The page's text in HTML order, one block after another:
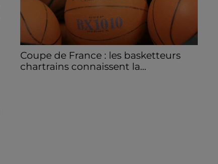
Coupe de France : les basketteurs
chartrains connaissent la...